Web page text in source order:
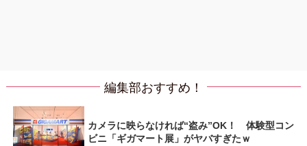
編集部おすすめ！
カメラに映らなければ“盗み”OK！ 体験型コン
ビニ「ギガマート展」がヤバすぎたｗ